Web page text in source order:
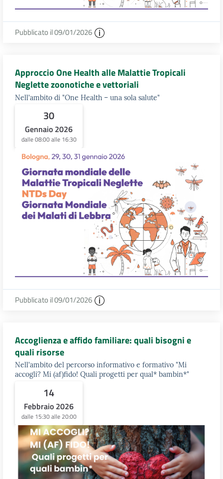
Pubblicato il 09/01/2026
Approccio One Health alle Malattie Tropicali
Neglette zoonotiche e vettoriali
Nell'ambito di "One Health – una sola salute"
30
Gennaio 2026
dalle 08:00 alle 16:30
Pubblicato il 09/01/2026
Accoglienza e affido familiare: quali bisogni e
quali risorse
Nell'ambito del percorso informativo e formativo "Mi
accogli? Mi (af)fido! Quali progetti per qual* bambin*"
14
Febbraio 2026
dalle 15:30 alle 20:00